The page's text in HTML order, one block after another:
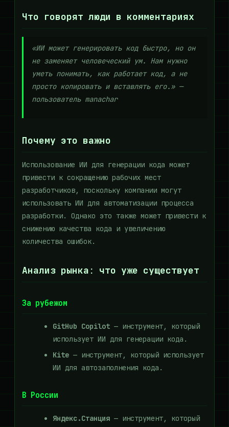
Что говорят люди в комментариях
«ИИ может генерировать код быстро, но он
не заменяет человеческий ум. Нам нужно
уметь понимать, как работает код, а не
просто копировать и вставлять его.» —
пользователь manachar
Почему это важно
Использование ИИ для генерации кода может
привести к сокращению рабочих мест
разработчиков, поскольку компании могут
использовать ИИ для автоматизации процесса
разработки. Однако это также может привести к
снижению качества кода и увеличению
количества ошибок.
Анализ рынка: что уже существует
За рубежом
GitHub Copilot — инструмент, который
использует ИИ для генерации кода.
Kite — инструмент, который использует
ИИ для автозаполнения кода.
В России
Яндекс.Станция — инструмент, который